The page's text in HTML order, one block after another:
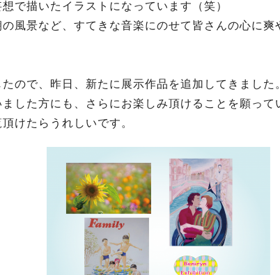
で描いたイラストになっています（笑）
風景など、すてきな音楽にのせて皆さんの心に
ので、昨日、新たに展示作品を追加してきました
した方にも、さらにお楽しみ頂けることを願って
けたらうれしいです。